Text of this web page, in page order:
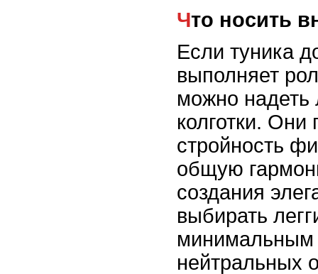
Что носить
Если туника
выполняет
можно надеть
колготки. Они
стройность
общую
создания
выбирать
минимальным
нейтральных